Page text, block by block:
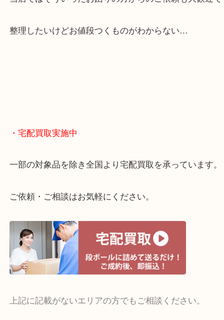
貴金属やブランドのほかにも絵画や骨董品・家電
当店ではそういったお困りの方からのご依頼も大
整理したいけどお値段つくものがわからない…
・宅配買取実施中